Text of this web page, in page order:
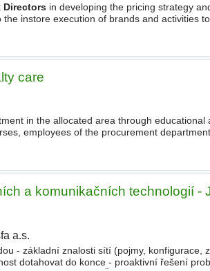
Directorsin developing the pricing strategy
instore execution of brands and activities
care
in the allocated area through educational
employees of the procurement
a komunikačních technologií -
a.s.
- základní znalosti sítí (pojmy, konfigurace,
dotahovat do konce - proaktivní řešení